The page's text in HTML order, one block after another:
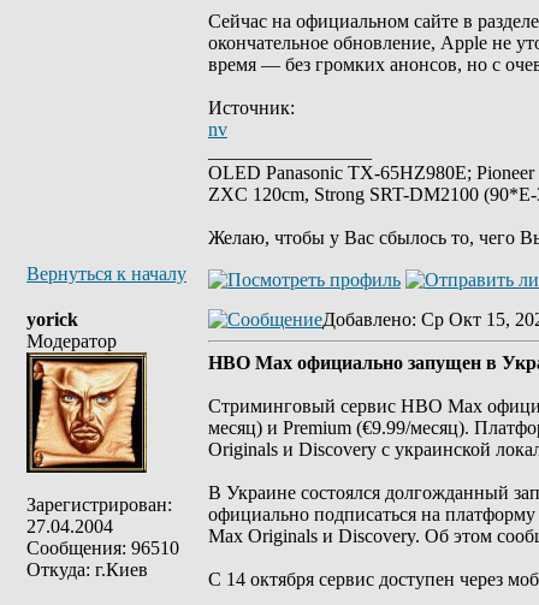
Сейчас на официальном сайте в
окончательное обновление, Apple не
время — без громких анонсов, но с
Источник:
nv
OLED Panasonic TX-65HZ980E;
ZXC 120cm, Strong SRT-DM2100
Желаю, чтобы у Вас сбылось то, чего
Вернуться к началу
yorick
Модератор
Зарегистрирован:
27.04.2004
Сообщения: 96510
Откуда: г.Киев
Добавлено: Ср Окт 15,
HBO Max официально запущен в
Стриминговый сервис HBO Max
месяц) и Premium (€9.99/месяц).
Originals и Discovery с украинской
В Украине состоялся долгожданный
официально подписаться на
Max Originals и Discovery. Об этом
С 14 октября сервис доступен через